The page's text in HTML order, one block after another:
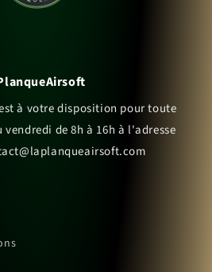
à votre disposition pour toute
de 8h à 16h à l'adresse